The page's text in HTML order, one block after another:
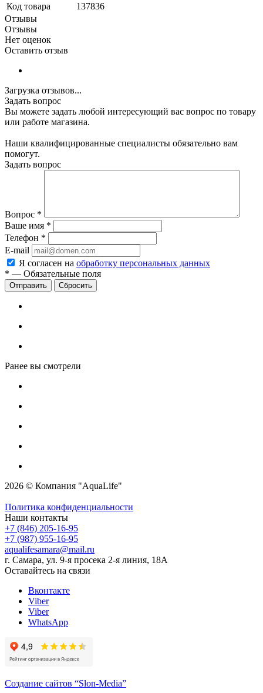
Код товара
137836
Отзывы
Отзывы
Нет оценок
Оставить отзыв
Загрузка отзывов...
Задать вопрос
Вы можете задать любой интересующий вас вопрос по товару
или работе магазина.
Наши квалифицированные специалисты обязательно вам
помогут.
Задать вопрос
Вопрос *
Ваше имя *
Телефон *
E-mail
Я согласен на обработку персональных данных
* — Обязательные поля
Сбросить
Ранее вы смотрели
2026 © Компания "AquaLife"
Политика конфиденциальности
Наши контакты
+7 (846) 205-16-95
+7 (987) 955-16-95
aqualifesamara@mail.ru
г. Самара, ул. 9-я просека 2-я линия, 18А
Оставайтесь на связи
Вконтакте
Viber
Viber
WhatsApp
Создание сайтов “Slon-Media”